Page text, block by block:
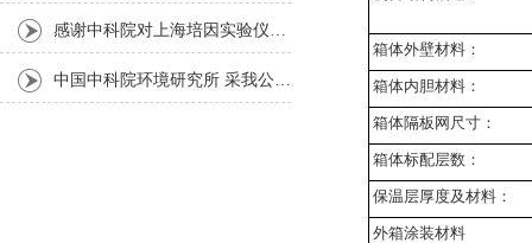
箱体外壁材料：
箱体内胆材料：
箱体隔板网尺寸：
箱体标配层数：
保温层厚度及材料：
外箱涂装材料
感谢中科院对上海培因实验仪器的认可
中国中科院环境研究所 采我公司仪器300L人工气候箱 实验效果获高度评价